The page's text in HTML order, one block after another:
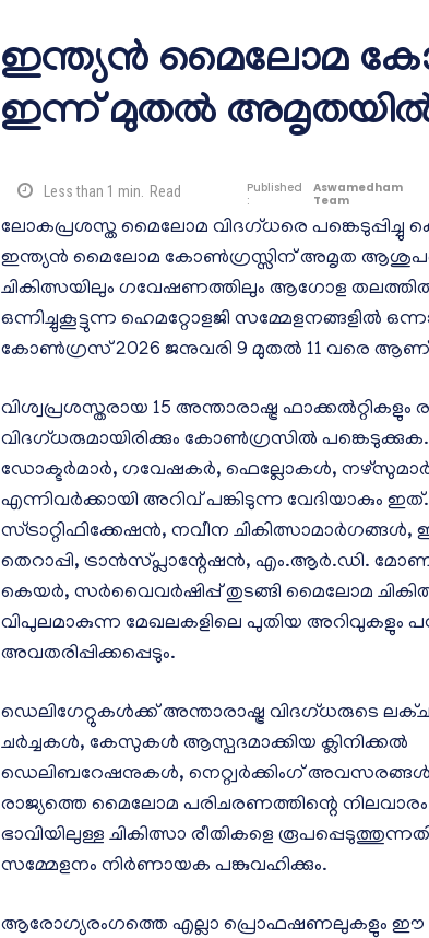
ഇന്ത്യൻ മൈലോമ
ഇന്ന് മുതൽ
Less than 1 min. Read
Published
:
Aswamedham
Team
ലോകപ്രശസ്ത മൈലോമ വിദഗ്ധരെ പങ്കെടുപ്പിച്ചു
ഇന്ത്യൻ മൈലോമ കോൺഗ്രസ്സിന് അമൃത
ചികിത്സയിലും ഗവേഷണത്തിലും ആഗോള തലത്തിൽ
ഒന്നിച്ചുകൂട്ടുന്ന ഹെമറ്റോളജി സമ്മേളനങ്ങളിൽ
കോൺഗ്രസ് 2026 ജനുവരി 9 മുതൽ 11 വരെ ആണ്
വിശ്വപ്രശസ്തരായ 15 അന്താരാഷ്ട്ര
വിദഗ്ധരുമായിരിക്കും കോൺഗ്രസിൽ പങ്കെടുക്കുക.
ഡോക്ടർമാർ, ഗവേഷകർ, ഫെല്ലോകൾ, നഴ്സുമാർ,
എന്നിവർക്കായി അറിവ് പങ്കിടുന്ന വേദിയാകും
സ്ട്രാറ്റിഫിക്കേഷൻ, നവീന
തെറാപ്പി, ട്രാൻസ്പ്ലാന്റേഷൻ, എം.ആർ.ഡി.
കെയർ, സർവൈവർഷിപ്പ് തുടങ്ങി മൈലോമ
വിപുലമാകുന്ന മേഖലകളിലെ പുതിയ അറിവുകളും
അവതരിപ്പിക്കപ്പെടും.
ഡെലിഗേറ്റുകൾക്ക് അന്താരാഷ്ട്ര വിദഗ്ധരുടെ
ചർച്ചകൾ, കേസുകൾ ആസ്പദമാക്കിയ ക്ലിനിക്കൽ
ഡെലിബറേഷനുകൾ, നെറ്റ്വർക്കിംഗ് അവസരങ്ങൾ
രാജ്യത്തെ മൈലോമ പരിചരണത്തിന്റെ
ഭാവിയിലുള്ള ചികിത്സാ രീതികളെ
സമ്മേളനം നിർണായക പങ്കുവഹിക്കും.
ആരോഗ്യരംഗത്തെ എല്ലാ പ്രൊഫഷണലുകളും ഈ